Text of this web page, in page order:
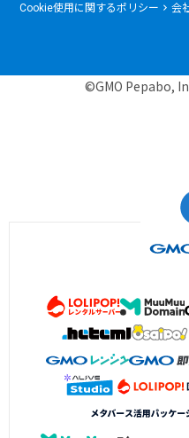
Cookie使用に関するポリシー
会
©GMO Pepabo,